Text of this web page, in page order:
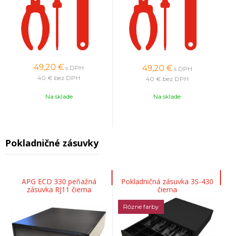
49,20 € s DPH
40 € bez DPH
Na sklade
49,20 € s DPH
40 € bez DPH
Na sklade
Pokladničné zásuvky
APG ECD 330 peňažná
zásuvka RJ11 čierna
Pokladničná zásuvka 3S-430
čierna
Rôzne farby